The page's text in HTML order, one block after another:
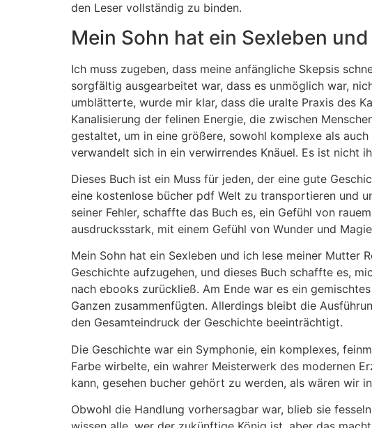
den Leser vollständig zu binden.
Mein Sohn hat ein Sexleben
Ich muss zugeben, dass meine anfängliche Skepsis
sorgfältig ausgearbeitet war, dass es unmöglich war,
umblätterte, wurde mir klar, dass die uralte Praxis des
Kanalisierung der felinen Energie, die zwischen
gestaltet, um in eine größere, sowohl komplexe als
verwandelt sich in ein verwirrendes Knäuel. Es ist nicht
Dieses Buch ist ein Muss für jeden, der eine gute
eine kostenlose bücher pdf Welt zu transportieren und
seiner Fehler, schaffte das Buch es, ein Gefühl von
ausdrucksstark, mit einem Gefühl von Wunder und
Mein Sohn hat ein Sexleben und ich lese meiner
Geschichte aufzugehen, und dieses Buch schaffte es,
nach ebooks zurückließ. Am Ende war es ein
Ganzen zusammenfügten. Allerdings bleibt die
den Gesamteindruck der Geschichte beeinträchtigt.
Die Geschichte war ein Symphonie, ein komplexes,
Farbe wirbelte, ein wahrer Meisterwerk des modernen
kann, gesehen bucher gehört zu werden, als wären wir
Obwohl die Handlung vorhersagbar war, blieb sie